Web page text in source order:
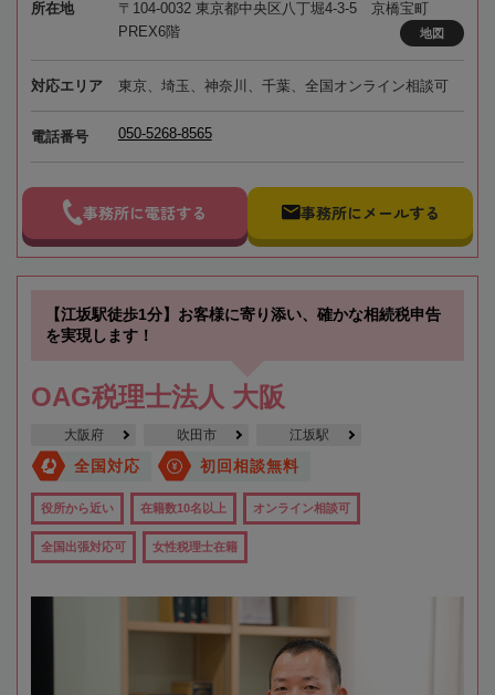
所在地
〒104-0032 東京都中央区八丁堀4-3-5 京橋宝町
PREX6階
地図
対応エリア 東京、埼玉、神奈川、千葉、全国オンライン相談可
電話番号 050-5268-8565
事務所に電話する 事務所にメールする
【江坂駅徒歩1分】お客様に寄り添い、確かな相続税申告
を実現します！
OAG税理士法人 大阪
大阪府 吹田市 江坂駅
全国対応 初回相談無料
役所から近い 在籍数10名以上 オンライン相談可
全国出張対応可 女性税理士在籍